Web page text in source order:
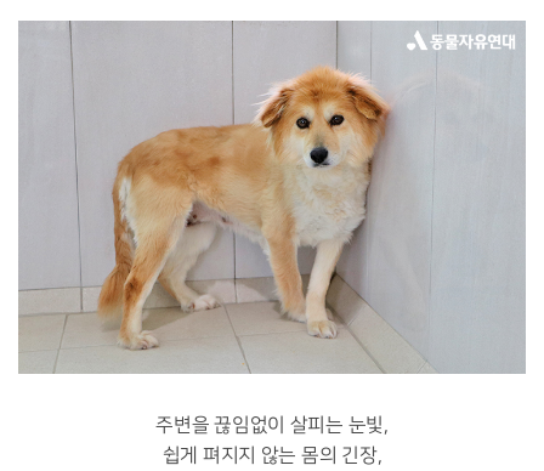
주변을 끊임없이 살피는 눈빛,
쉽게 펴지지 않는 몸의 긴장,